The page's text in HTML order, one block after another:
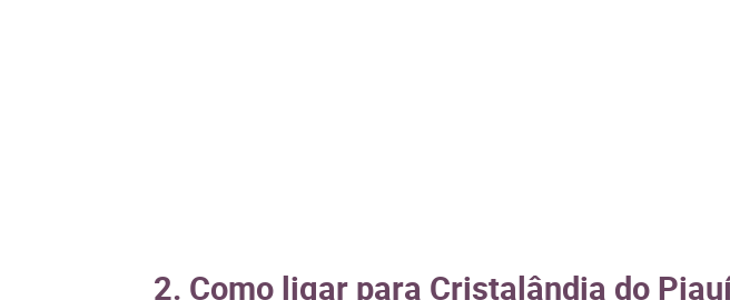
2. Como ligar para Cristalândia do